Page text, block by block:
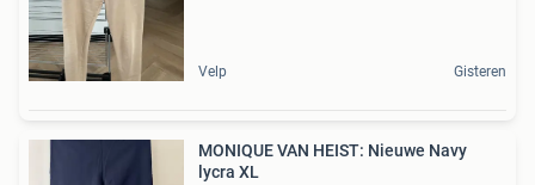
Velp Gisteren
MONIQUE VAN HEIST: Nieuwe Navy
lycra XL